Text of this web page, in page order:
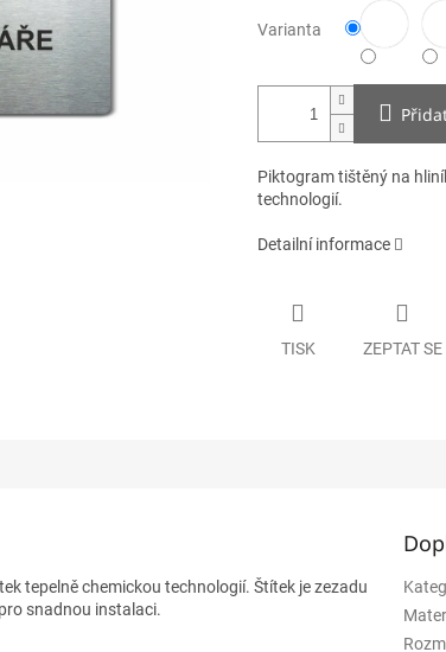
Varianta
Piktogram tištěný na
technologií.
Detailní informace
TISK ZEPTAT SE
tepelně chemickou technologií. Štítek je zezadu
snadnou instalaci.